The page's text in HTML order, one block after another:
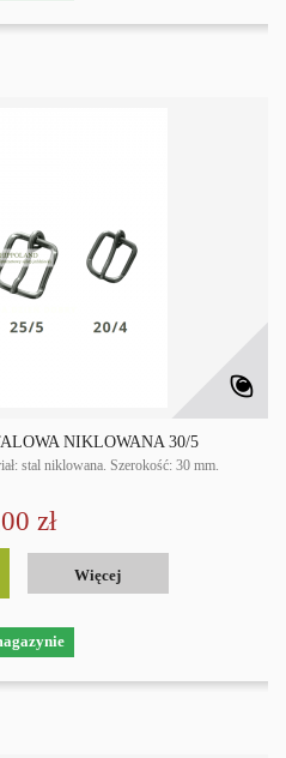
NIKLOWANA 30/5
stal niklowana. Szerokość: 30 mm.
zł
Więcej